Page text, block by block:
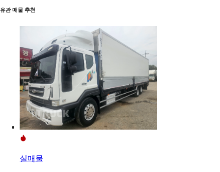
유관 매물 추천
실매물